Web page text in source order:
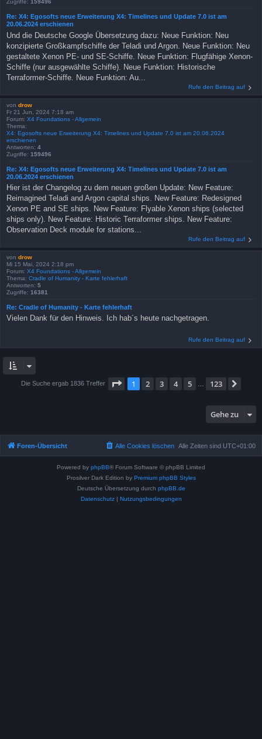
Zugriffe: 159496
Re: X4: Egosofts neue Erweiterung X4: Timelines und Update 7.0 ist am
20.06.2024 erschienen
Und die Deutsche Google Übersetzung dazu: Neue Funktion: Neu
konzipierte Großkampfschiffe der Teladi und Argon. Neue Funktion: Neu
gestaltete Xenon PE- und SE-Schiffe. Neue Funktion: Flugfähige Xenon-
Schiffe (nur ausgewählte Schiffe). Neue Funktion: Historische
Terraformer-Schiffe. Neue Funktion: Au...
Rufe den Beitrag auf
von drow
Fr 21 Jun, 2024 7:18 am
Forum: X4 Foundations - Allgemein
Thema:
X4: Egosofts neue Erweiterung X4: Timelines und Update 7.0 ist am 20.06.2024
erschienen
Antworten: 4
Zugriffe: 159496
Re: X4: Egosofts neue Erweiterung X4: Timelines und Update 7.0 ist am
20.06.2024 erschienen
Hier ist der Changelog zu dem neuen großen Update: New Feature:
Reimagined Teladi and Argon capital ships. New Feature: Redesigned
Xenon PE and SE ships. New Feature: Flyable Xenon ships (selected
ships only). New Feature: Historic Terraformer ships. New Feature:
Observation Deck module for stations...
Rufe den Beitrag auf
von drow
Mi 15 Mai, 2024 2:18 pm
Forum: X4 Foundations - Allgemein
Thema: Cradle of Humanity - Karte fehlerhaft
Antworten: 5
Zugriffe: 16381
Re: Cradle of Humanity - Karte fehlerhaft
Vielen Dank für den Hinweis. Ich hab´s heute nachgetragen.
Rufe den Beitrag auf
Die Suche ergab 1836 Treffer Seite 1von 123
1 2 3 4 5 123
Gehe zu
Foren-Übersicht Alle Zeiten sind UTC+01:00
Alle Cookies löschen
Powered by phpBB® Forum Software © phpBB Limited
Prosilver Dark Edition by Premium phpBB Styles
Deutsche Übersetzung durch phpBB.de
Datenschutz| Nutzungsbedingungen